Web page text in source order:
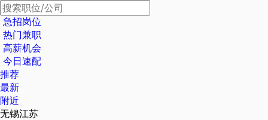
急招岗位
热门兼职
高薪机会
今日速配
推荐
最新
附近
无锡江苏